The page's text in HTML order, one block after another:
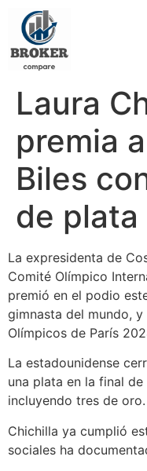
Laura
premia
Biles
de plata
La expresidenta de
Comité Olímpico
premió en el podio
gimnasta del mundo,
Olímpicos de París
La estadounidense
una plata en la final
incluyendo tres de oro.
Chichilla ya cumplió
sociales ha